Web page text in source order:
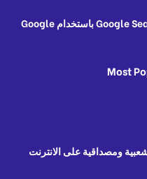
تجاوز القيود في بيانات Google Search Console باستخدام Google
Most
شعبية ومصداقية على الانترنت